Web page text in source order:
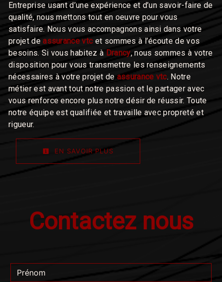
Entreprise usant d’une expérience et d’un savoir-faire de
qualité, nous mettons tout en oeuvre pour vous
satisfaire. Nous vous accompagnons ainsi dans votre
projet deassurance vtcet sommes à l’écoute de vos
besoins. Si vous habitez à Drancy, nous sommes à votre
disposition pour vous transmettre les renseignements
nécessaires à votre projet de assurance vtc. Notre
métier est avant tout notre passion et le partager avec
vous renforce encore plus notre désir de réussir. Toute
notre équipe est qualifiée et travaille avec propreté et
rigueur.
EN SAVOIR PLUS
Contactez nous